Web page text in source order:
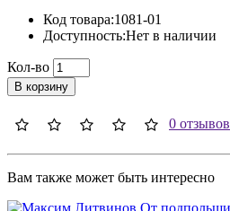
Код товара:1081-01
Доступность:Нет в наличии
Кол-во
В корзину
0 отзывов
Вам также может быть интересно